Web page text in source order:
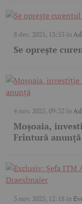
8 dec. 2025, 13:53în
Se oprește
4 nov. 2025, 09:32 în
Moșoaia,
Frîntură anunță
3 nov. 2025, 12:18în